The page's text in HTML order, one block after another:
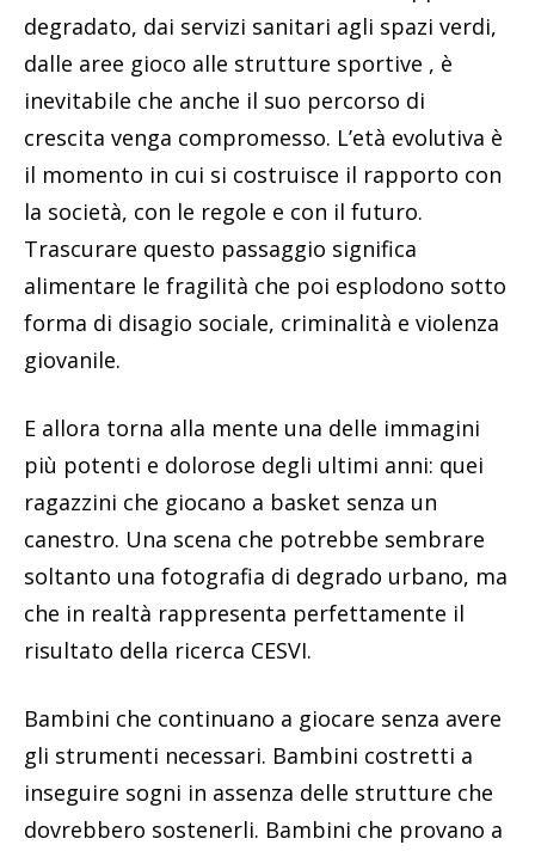
degradato, dai servizi sanitari agli spazi verdi,
dalle aree gioco alle strutture sportive , è
inevitabile che anche il suo percorso di
crescita venga compromesso. L’età evolutiva è
il momento in cui si costruisce il rapporto con
la società, con le regole e con il futuro.
Trascurare questo passaggio significa
alimentare le fragilità che poi esplodono sotto
forma di disagio sociale, criminalità e violenza
giovanile.
E allora torna alla mente una delle immagini
più potenti e dolorose degli ultimi anni: quei
ragazzini che giocano a basket senza un
canestro. Una scena che potrebbe sembrare
soltanto una fotografia di degrado urbano, ma
che in realtà rappresenta perfettamente il
risultato della ricerca CESVI.
Bambini che continuano a giocare senza avere
gli strumenti necessari. Bambini costretti a
inseguire sogni in assenza delle strutture che
dovrebbero sostenerli. Bambini che provano a